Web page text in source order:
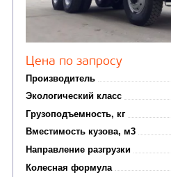
Цена по запросу
Производитель